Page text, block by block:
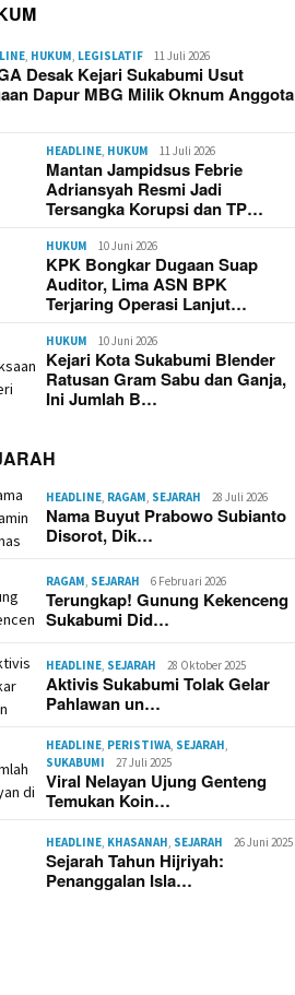
, HUKUM, LEGISLATIF 11 Juli 2026
Desak Kejari Sukabumi Usut
Dapur MBG Milik Oknum Anggota
HEADLINE, HUKUM 11 Juli 2026
Mantan Jampidsus Febrie
Adriansyah Resmi Jadi
Tersangka Korupsi dan TP…
HUKUM 10 Juni 2026
KPK Bongkar Dugaan Suap
Auditor, Lima ASN BPK
Terjaring Operasi Lanjut…
HUKUM 10 Juni 2026
Kejari Kota Sukabumi Blender
Ratusan Gram Sabu dan Ganja,
Ini Jumlah B…
HEADLINE, RAGAM, SEJARAH 28 Juli 2026
Nama Buyut Prabowo Subianto
Disorot, Dik…
RAGAM, SEJARAH 6 Februari 2026
Terungkap! Gunung Kekenceng
Sukabumi Did…
HEADLINE, SEJARAH 28 Oktober 2025
Aktivis Sukabumi Tolak Gelar
Pahlawan un…
HEADLINE, PERISTIWA, SEJARAH,
SUKABUMI
27 Juli 2025
Viral Nelayan Ujung Genteng
Temukan Koin…
HEADLINE, KHASANAH, SEJARAH 26 Juni 2025
Sejarah Tahun Hijriyah:
Penanggalan Isla…